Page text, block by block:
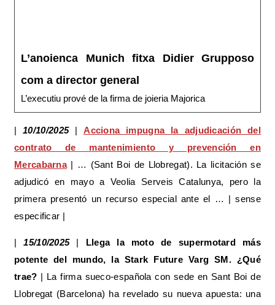
L’anoienca Munich fitxa Didier Grupposo
com a director general
L’executiu prové de la firma de joieria Majorica
|10/10/2025|Acciona impugna la adjudicación del
contrato de mantenimiento y prevención en
Mercabarna| … (Sant Boi de Llobregat). La licitación se
adjudicó en mayo a Veolia Serveis Catalunya, pero la
primera presentó un recurso especial ante el … | sense
especificar |
|15/10/2025| Llega la moto de supermotard más
potente del mundo, la Stark Future Varg SM. ¿Qué
trae? | La firma sueco‑española con sede en Sant Boi de
Llobregat (Barcelona) ha revelado su nueva apuesta: una